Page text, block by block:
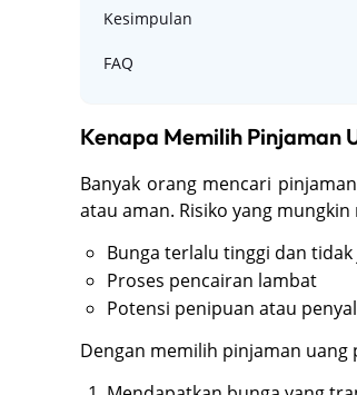
Kesimpulan
FAQ
Kenapa Memilih Pinjaman
Banyak orang mencari
atau aman. Risiko yang
Bunga terlalu tinggi dan tidak
Proses pencairan lambat
Potensi penipuan atau
Dengan memilih pinjaman uang